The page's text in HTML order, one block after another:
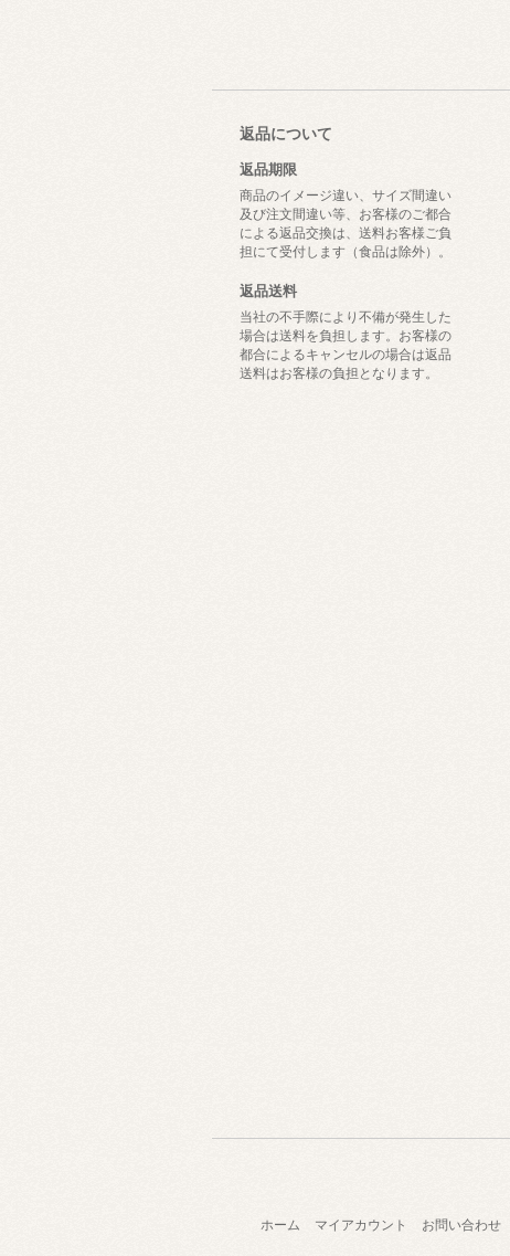
返品について
返品期限
商品のイメージ違い、サイズ間違い
及び注文間違い等、お客様のご都合
による返品交換は、送料お客様ご負
担にて受付します（食品は除外）。
返品送料
当社の不手際により不備が発生した
場合は送料を負担します。お客様の
都合によるキャンセルの場合は返品
送料はお客様の負担となります。
ホーム マイアカウント お問い合わせ